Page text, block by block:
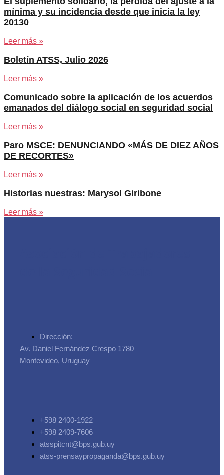
mínima y su incidencia desde que inicia la ley
20130
Leer más »
Boletín ATSS, Julio 2026
Leer más »
Comunicado sobre la aplicación de los acuerdos
emanados del diálogo social en seguridad social
Leer más »
Paro MSCE: DENUNCIANDO «MÁS DE DIEZ AÑOS
DE RECORTES»
Leer más »
Historias nuestras: Marysol Giribone
Leer más »
Dirección:
Av. Daniel Fernández Crespo 1780
Montevideo, Uruguay
+598 2400-1922
+598 2409-7606
atsspitcnt@bps.gub.uy
atss-prensaypropaganda@bps.gub.uy